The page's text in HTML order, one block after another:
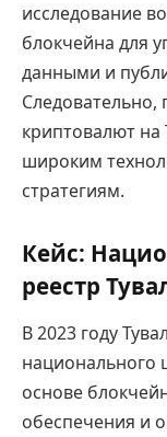
исследование
блокчейна для
данными и
Следовательно,
криптовалют на
широким
стратегиям.
Кейс:
реестр
В 2023 году
национального
основе
обеспечения и